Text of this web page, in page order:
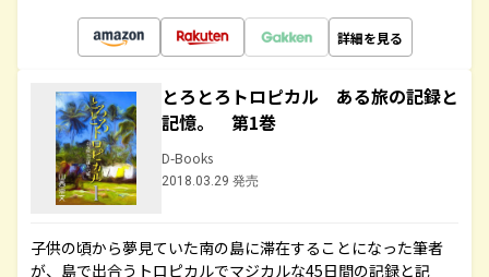
詳細を見る
とろとろトロピカル ある旅の記録と
記憶。 第1巻
D-Books
2018.03.29 発売
子供の頃から夢見ていた南の島に滞在することになった筆者
が、島で出合うトロピカルでマジカルな45日間の記録と記